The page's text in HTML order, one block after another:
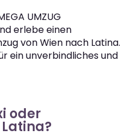
UMZUG
erlebe einen
von Wien nach Latina.
ein unverbindliches und
oder